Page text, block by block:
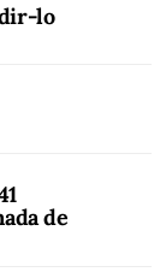
lo
de